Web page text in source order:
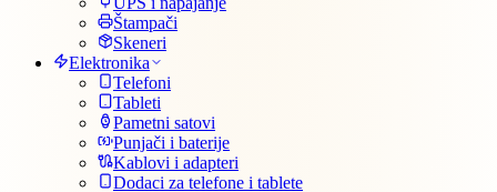
Štampači
Skeneri
Elektronika
Telefoni
Tableti
Pametni satovi
Punjači i baterije
Kablovi i adapteri
Dodaci za telefone i tablete